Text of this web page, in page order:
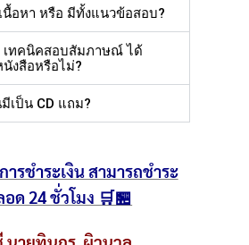
นื้อหา หรือ มีทั้งแนวข้อสอบ?
เทคนิคสอบสัมภาษณ์ ได้
งสือหรือไม่?
เป็น CD แถม?
รชำระเงิน สามารถชำระ
อด 24 ชั่วโมง 🛒🏪